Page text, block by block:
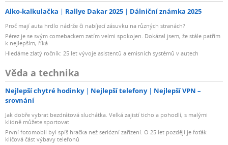
Alko-kalkulačka Rallye Dakar 2025 Dálniční známka 2025
Proč mají auta hrdlo nádrže či nabíjecí zásuvku na různých stranách?
Pérez je se svým comebackem zatím velmi spokojen. Dokázal jsem, že stále patřím
k nejlepším, říká
Hledáme zlatý ročník: 25 let vývoje asistentů a emisních systémů v autech
Věda a technika
Nejlepší chytré hodinky Nejlepší telefony
Nejlepší VPN –
srovnání
Jak dobře vybrat bezdrátová sluchátka. Velká zajistí ticho a pohodlí, s malými
klidně můžete sportovat
První fotomobil byl spíš hračka než seriózní zařízení. O 25 let později je foťák
klíčová část výbavy telefonů